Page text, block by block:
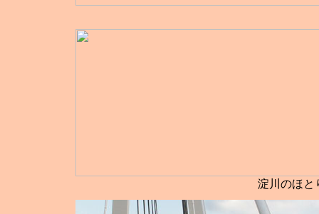
淀川のほと